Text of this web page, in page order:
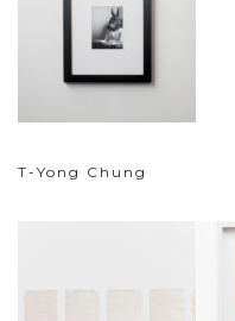
T-Yong Chung